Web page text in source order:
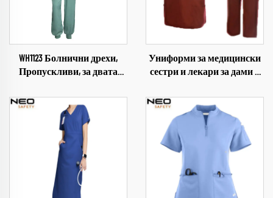
WH1123 Болнични дрехи,
Пропускливи, за двата
индустриални униформи,
V-образно деколте,
комплект дрехи за
болница, работно облекло
Униформи за медицински
сестри и лекари за дами и
WH702 с персонализиран
лого, пълно
сублимационно
принтиране, костюми с
къси ръкави, произведено